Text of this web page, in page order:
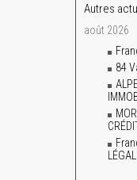
Autres
août 2026
84
LÉGAL